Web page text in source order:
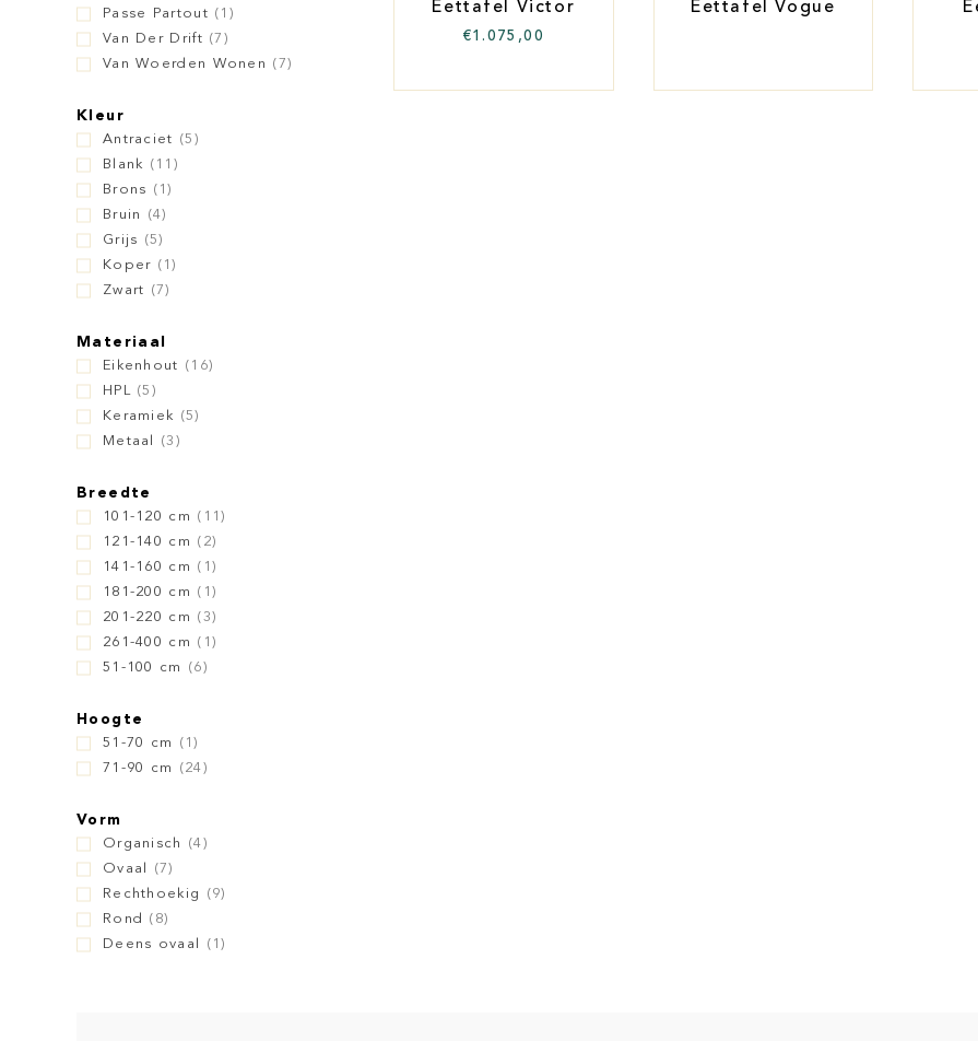
Passe Partout (1)
Van Der Drift (7)
Van Woerden Wonen (7)
Kleur
Antraciet (5)
Blank (11)
Brons (1)
Bruin (4)
Grijs (5)
Koper (1)
Zwart (7)
Materiaal
Eikenhout (16)
HPL (5)
Keramiek
(5)
Metaal (3)
Breedte
101-120 cm (11)
121-140 cm (2)
141-160 cm (1)
181-200 cm (1)
201-220 cm (3)
261-400 cm (1)
51-100 cm (6)
Hoogte
51-70 cm
(1)
71-90 cm
(24)
Vorm
Organisch (4)
Ovaal (7)
Rechthoekig
(9)
Rond (8)
Deens ovaal
(1)
Eettafel Victor
€1.075,00
Eettafel Vogue